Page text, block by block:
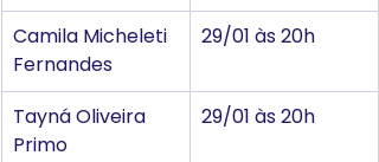
Camila Micheleti
Fernandes
29/01 às 20h
Tayná Oliveira
Primo
29/01 às 20h